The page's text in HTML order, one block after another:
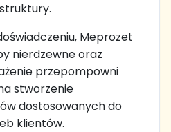
Meprozet
nierdzewne oraz
przepompowni
stworzenie
dostosowanych do
klientów.